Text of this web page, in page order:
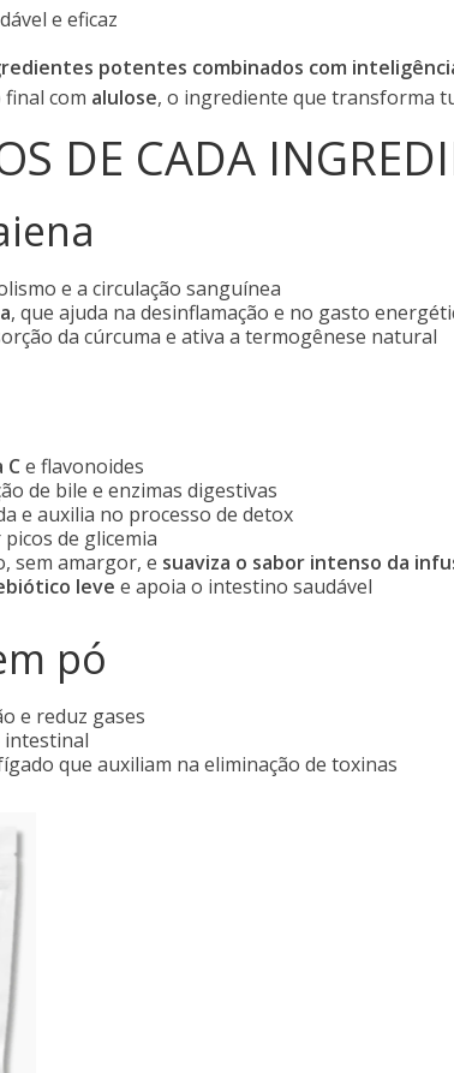
e eficaz
potentes combinados com
com alulose, o ingrediente que transforma
DE CADA
e a circulação sanguínea
, que ajuda na desinflamação e no gasto
da cúrcuma e ativa a termogênese natural
Ce flavonoides
de bile e enzimas digestivas
e auxilia no processo de detox
de glicemia
sem amargor, e suaviza o sabor intenso da
leve e apoia o intestino saudável
pó
e reduz gases
intestinal
que auxiliam na eliminação de toxinas